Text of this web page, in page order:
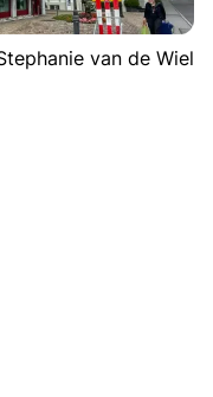
van de Wiel